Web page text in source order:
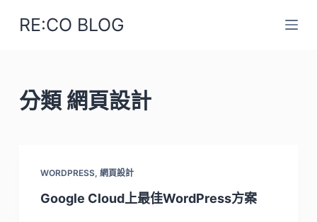
跳
至
內
容
RE:CO BLOG
分類網頁設計
WORDPRESS, 網頁設計
Google Cloud上最佳WordPress方案